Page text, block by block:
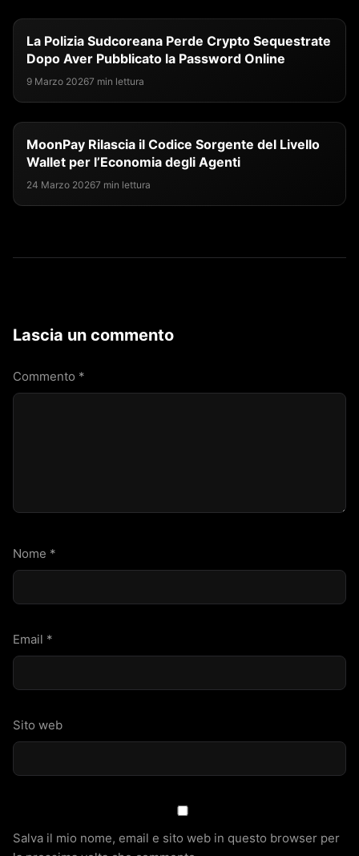
La Polizia Sudcoreana Perde Crypto Sequestrate
Dopo Aver Pubblicato la Password Online
9 Marzo 20267 min lettura
MoonPay Rilascia il Codice Sorgente del Livello
Wallet per l’Economia degli Agenti
24 Marzo 20267 min lettura
Lascia un commento
Commento *
Nome *
Email *
Sito web
Salva il mio nome, email e sito web in questo browser per